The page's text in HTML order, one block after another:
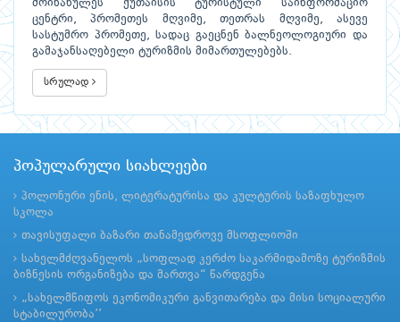
მოინახულეს ქუთაისის ტურისტული საინფორმაციო
ცენტრი, პრომეთეს მღვიმე, თეთრას მღვიმე, ასევე
სასტუმრო პრომეთე, სადაც გაეცნენ ბალნეოლოგიური და
გამაჯანსაღებელი ტურიზმის მიმართულებებს.
სრულად
პოპულარული სიახლეები
პოლონური ენის, ლიტერატურისა და კულტურის საზაფხულო
სკოლა
თავისუფალი ბაზარი თანამედროვე მსოფლიოში
სახელმძღვანელოს „სოფლად კერძო საკარმიდამოზე ტურიზმის
ბიზნესის ორგანიზება და მართვა“ წარდგენა
„სახელმწიფოს ეკონომიკური განვითარება და მისი სოციალური
სტაბილურობა’’